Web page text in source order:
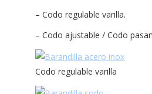
– Codo regulable varilla.
– Codo ajustable / Codo
Codo regulable varilla